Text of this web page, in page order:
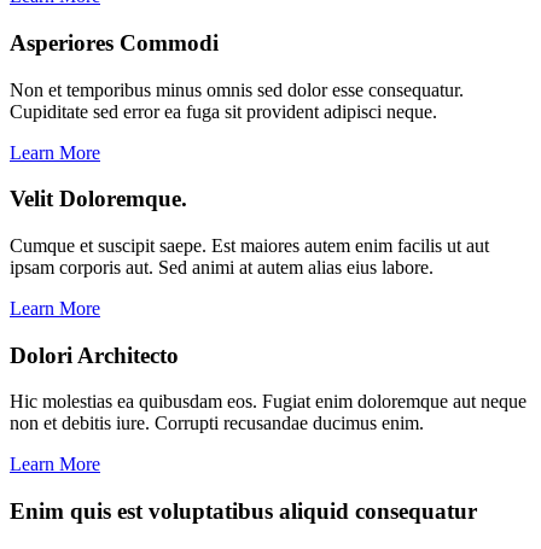
Asperiores Commodi
Non et temporibus minus omnis sed dolor esse consequatur.
Cupiditate sed error ea fuga sit provident adipisci neque.
Learn More
Velit Doloremque.
Cumque et suscipit saepe. Est maiores autem enim facilis ut aut
ipsam corporis aut. Sed animi at autem alias eius labore.
Learn More
Dolori Architecto
Hic molestias ea quibusdam eos. Fugiat enim doloremque aut neque
non et debitis iure. Corrupti recusandae ducimus enim.
Learn More
Enim quis est voluptatibus aliquid consequatur